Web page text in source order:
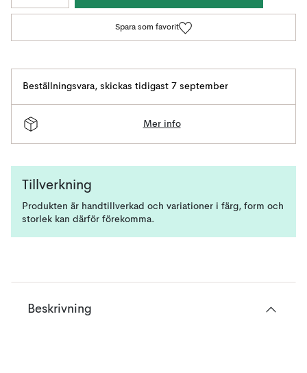
Spara som favorit
Beställningsvara, skickas tidigast 7 september
Mer info
Tillverkning
Produkten är handtillverkad och variationer i färg, form och
storlek kan därför förekomma.
Beskrivning